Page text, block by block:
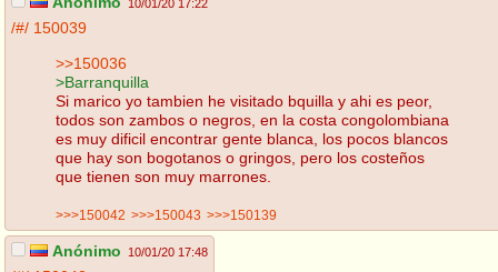
10/01/20 17:22
/#/ 150039
>>150036
>Barranquilla
Si marico yo tambien he visitado bquilla y ahi es peor,
todos son zambos o negros, en la costa congolombiana
es muy dificil encontrar gente blanca, los pocos blancos
que hay son bogotanos o gringos, pero los costeños
que tienen son muy marrones.
>>>150042 >>>150043 >>>150139
Anónimo 10/01/20 17:48